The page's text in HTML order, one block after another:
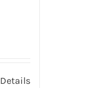
Details